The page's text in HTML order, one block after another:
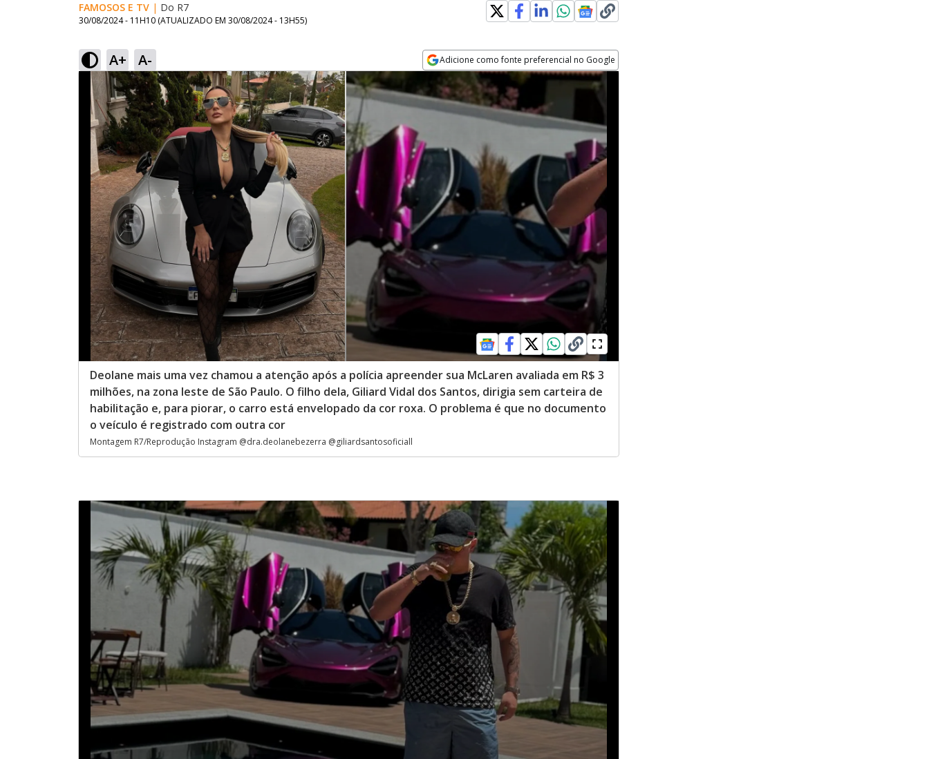
FAMOSOS E TV | Do R7
30/08/2024 - 11H10 (ATUALIZADO EM 30/08/2024 - 13H55)
A+ A- Adicione como fonte preferencial no Google
Opens in new window
Deolane mais uma vez chamou a atenção após a polícia apreender sua McLaren avaliada em R$ 3
milhões, na zona leste de São Paulo. O filho dela, Giliard Vidal dos Santos, dirigia sem carteira de
habilitação e, para piorar, o carro está envelopado da cor roxa. O problema é que no documento
o veículo é registrado com outra cor
Montagem R7/Reprodução Instagram @dra.deolanebezerra @giliardsantosoficiall